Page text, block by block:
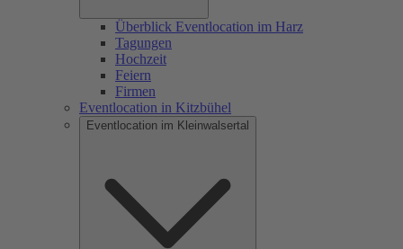
Überblick Eventlocation im Harz
Tagungen
Hochzeit
Feiern
Firmen
Eventlocation in Kitzbühel
Eventlocation im Kleinwalsertal